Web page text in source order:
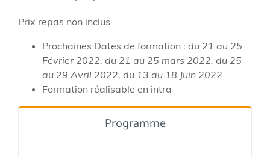
Prix repas non inclus
Prochaines Dates de formation : du 21 au 25
Février 2022, du 21 au 25 mars 2022, du 25
au 29 Avril 2022, du 13 au 18 Juin 2022
Formation réalisable en intra
Programme